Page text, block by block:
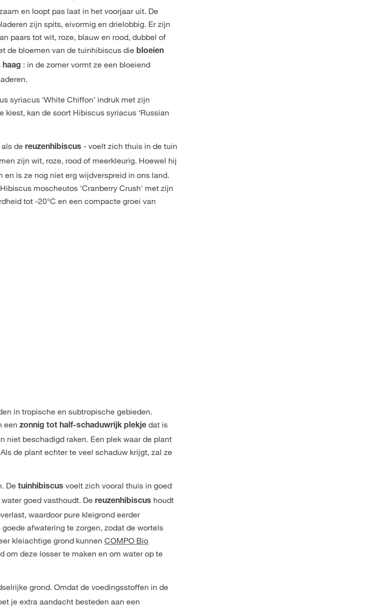
en loopt pas laat in het voorjaar uit. De
zijn spits, eivormig en drielobbig. Er zijn
paars tot wit, roze, blauw en rood, dubbel of
de bloemen van de tuinhibiscus diebloeien
haag : in de zomer vormt ze een bloeiend
syriacus ‘White Chiffon’ indruk met zijn
kan de soort Hibiscus syriacus ‘Russian
als dereuzenhibiscus - voelt zich thuis in de tuin
zijn wit, roze, rood of meerkleurig. Hoewel hij
is ze nog niet erg wijdverspreid in ons land.
moscheutos 'Cranberry Crush' met zijn
tot -20°C en een compacte groei van
in tropische en subtropische gebieden.
eenzonnig tot half-schaduwrijk plekje dat is
niet beschadigd raken. Een plek waar de plant
de plant echter te veel schaduw krijgt, zal ze
Detuinhibiscusvoelt zich vooral thuis in goed
goed vasthoudt. Dereuzenhibiscus houdt
waardoor pure kleigrond eerder
afwatering te zorgen, zodat de wortels
kleiachtige grond kunnenCOMPO Bio
om deze losser te maken en om water op te
grond. Omdat de voedingsstoffen in de
je extra aandacht besteden aan een